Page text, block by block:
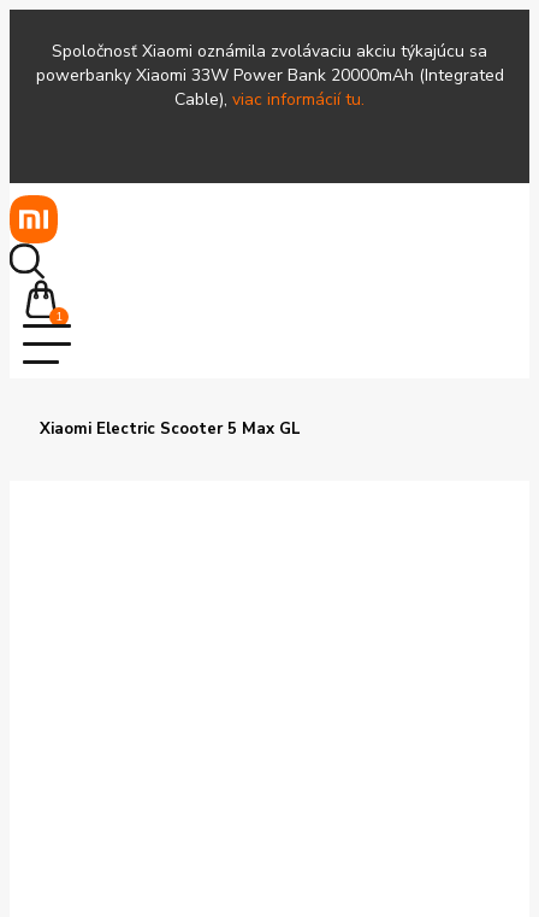
Spoločnosť Xiaomi oznámila zvolávaciu akciu týkajúcu sa
powerbanky Xiaomi 33W Power Bank 20000mAh (Integrated
Cable), viac informácií tu.
1
Xiaomi Electric Scooter 5 Max GL